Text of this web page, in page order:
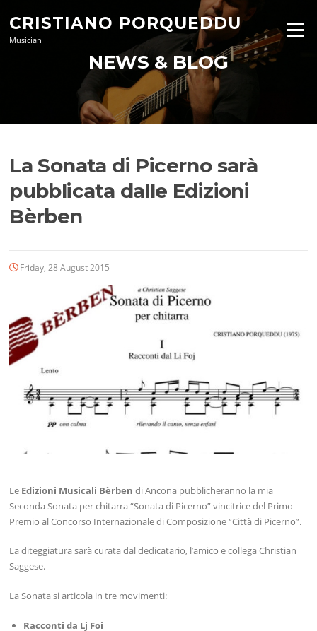
content
CRISTIANO PORQUEDDU
Musician
Menu
NEWS & BLOG
La Sonata di Picerno sarà
pubblicata dalle Edizioni
Bèrben
Friday, 28 August 2015
Le Edizioni Musicali Bèrben di Ancona pubblicheranno la mia
Seconda Sonata per chitarra “Sonata di Picerno” vincitrice del Primo
Premio al Concorso Internazionale di Composizione “Città di Picerno”.
La diteggiatura sarà curata dal dedicatario, l’amico e collega Christian
Saggese​.
La Sonata si articola in tre movimenti:
Racconti da Lj Foi